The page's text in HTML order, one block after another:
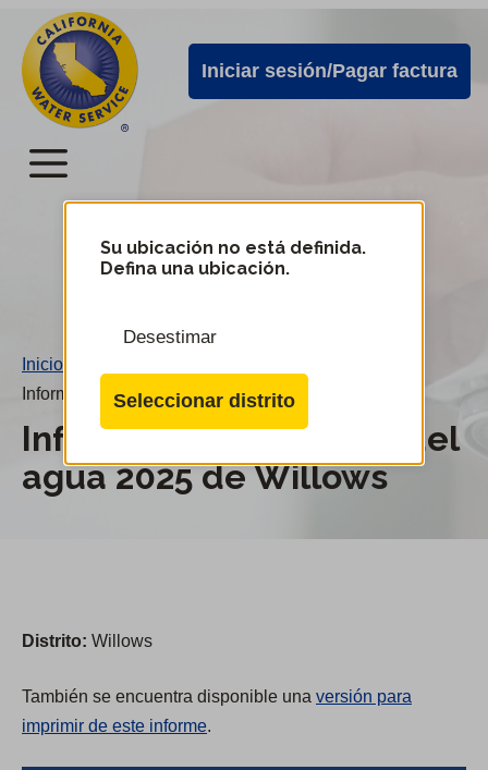
directamente
contenido
principal
Alertas
de
Cal
Water
Iniciar sesión/Pagar factura
Menú
Menú
servicio
de
Cal
Water
Su ubicación no está definida.
Defina una ubicación.
Desestimar
Seleccionar distrito
Inicio
Informe sobre calidad del agua 2025 de Willows
Informe sobre calidad del
agua 2025 de Willows
Distrito: Willows
También se encuentra disponible una versión para
imprimir de este informe.